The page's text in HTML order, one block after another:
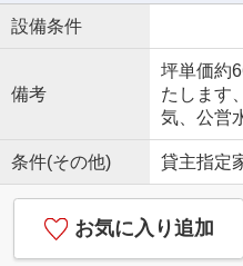
設備条件
備考
坪単価約
たします
気、公営
条件(その他) 貸主指定
お気に入り追加